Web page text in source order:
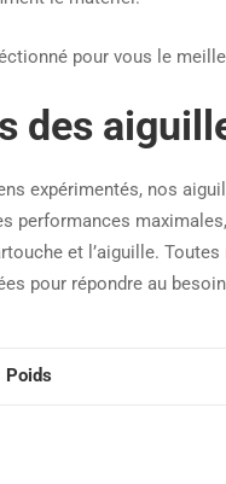
pour vous le
des
expérimentés, nos
performances
et l’aiguille.
pour répondre au
Poids